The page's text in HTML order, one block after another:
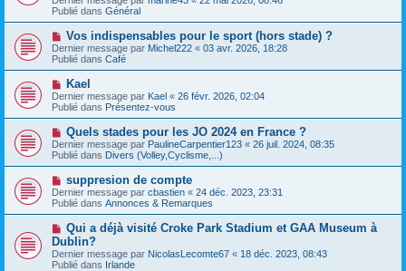
g
e
e
s
s
g
e
v
e
a
u
m
e
s
s
a
g
e
Publié dans Général
N
o
u
v
e
a
u
m
e
s
s
a
g
Vos indispensables pour le sport (hors stade) ?
Dernier message par Michel222 « 03 avr. 2026, 18:28
Publié dans Café
N
o
u
v
a
u
m
e
s
s
a
g
e
Kael
Dernier message par Kael « 26 févr. 2026, 02:04
Publié dans Présentez-vous
N
o
u
v
a
u
m
e
s
s
a
g
Quels stades pour les JO 2024 en France ?
Dernier message par PaulineCarpentier123 « 26 juil. 2024, 08:35
Publié dans Divers (Volley,Cyclisme,...)
N
o
u
v
a
u
m
e
suppresion de compte
Dernier message par cbastien « 24 déc. 2023, 23:31
Publié dans Annonces & Remarques
N
u
v
e
Qui a déjà visité Croke Park Stadium et GAA Museum à
Dublin?
Dernier message par NicolasLecomte67 « 18 déc. 2023, 08:43
Publié dans Irlande